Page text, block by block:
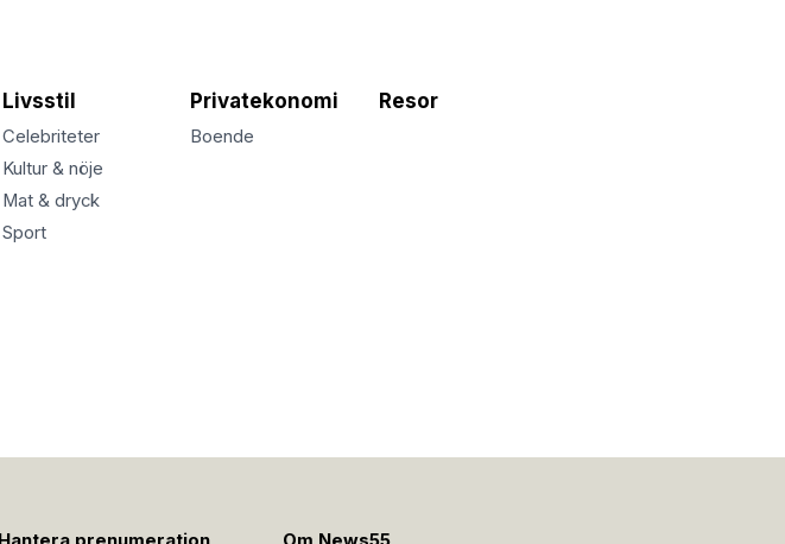
Livsstil
Celebriteter
Kultur & nöje
Mat & dryck
Sport
Privatekonomi
Boende
Resor